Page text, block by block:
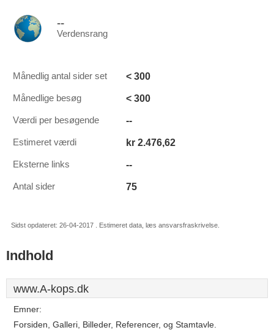
--
Verdensrang
Månedlig antal sider set < 300
Månedlige besøg < 300
Værdi per besøgende --
Estimeret værdi kr 2.476,62
Eksterne links --
Antal sider 75
Sidst opdateret: 26-04-2017 . Estimeret data, læs ansvarsfraskrivelse.
Indhold
www.A-kops.dk
Emner:
Forsiden, Galleri, Billeder, Referencer, og Stamtavle.